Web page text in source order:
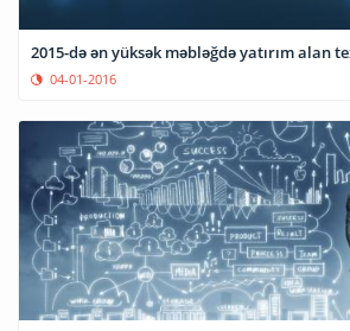
04-01-2016